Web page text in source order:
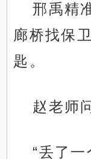
邢禹精
廊桥找保
匙。
赵老师
“丢了